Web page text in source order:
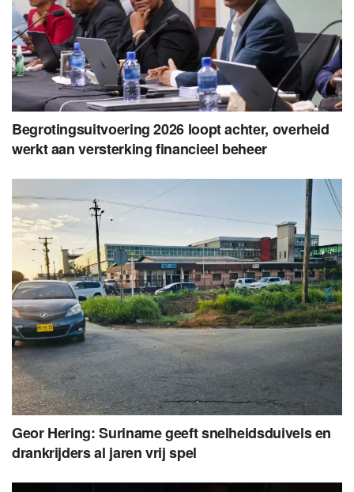
Begrotingsuitvoering 2026 loopt achter, overheid
werkt aan versterking financieel beheer
Geor Hering: Suriname geeft snelheidsduivels en
drankrijders al jaren vrij spel